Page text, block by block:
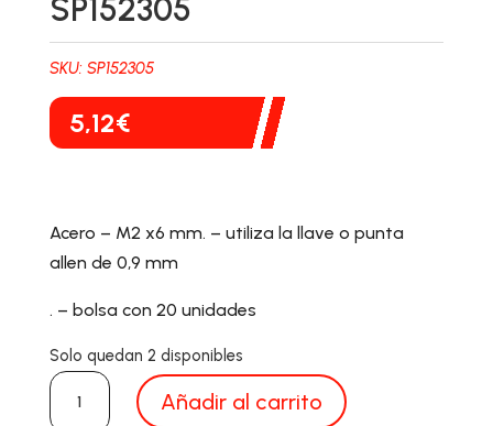
SP152305
SKU: SP152305
5,12€
Acero – M2 x6 mm. – utiliza la llave o punta
allen de 0,9 mm
. – bolsa con 20 unidades
Solo quedan 2 disponibles
SP152305
cantidad
Añadir al carrito